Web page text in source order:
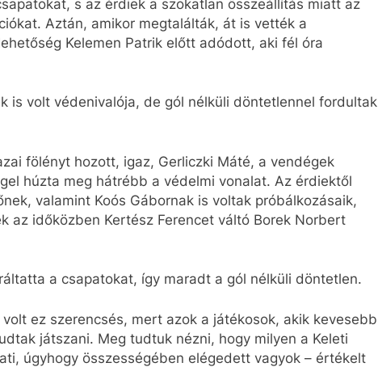
s az érdiek a szokatlan összeállítás miatt az
Aztán, amikor megtalálták, át is vették a
Kelemen Patrik előtt adódott, aki fél óra
is volt védenivalója, de gól nélküli döntetlennel fordultak
fölényt hozott, igaz, Gerliczki Máté, a vendégek
húzta meg hátrébb a védelmi vonalat. Az érdiektől
valamint Koós Gábornak is voltak próbálkozásaik,
az időközben Kertész Ferencet váltó Borek Norbert
a csapatokat, így maradt a gól nélküli döntetlen.
ez szerencsés, mert azok a játékosok, akik kevesebb
játszani. Meg tudtuk nézni, hogy milyen a Keleti
úgyhogy összességében elégedett vagyok – értékelt